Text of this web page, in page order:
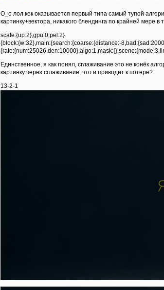
O_o лол кек оказывается первый типа самый тупой
картинку+вектора, никакого блендинга по крайней мере в
scale:{up:2},gpu:0,pel:2}
{block:{w:32},main:{search:{coarse:{distance:-
Единственное, я как понял, сглаживание это не конёк
картинку через сглаживание, что и приводит к потере?
13-2-1